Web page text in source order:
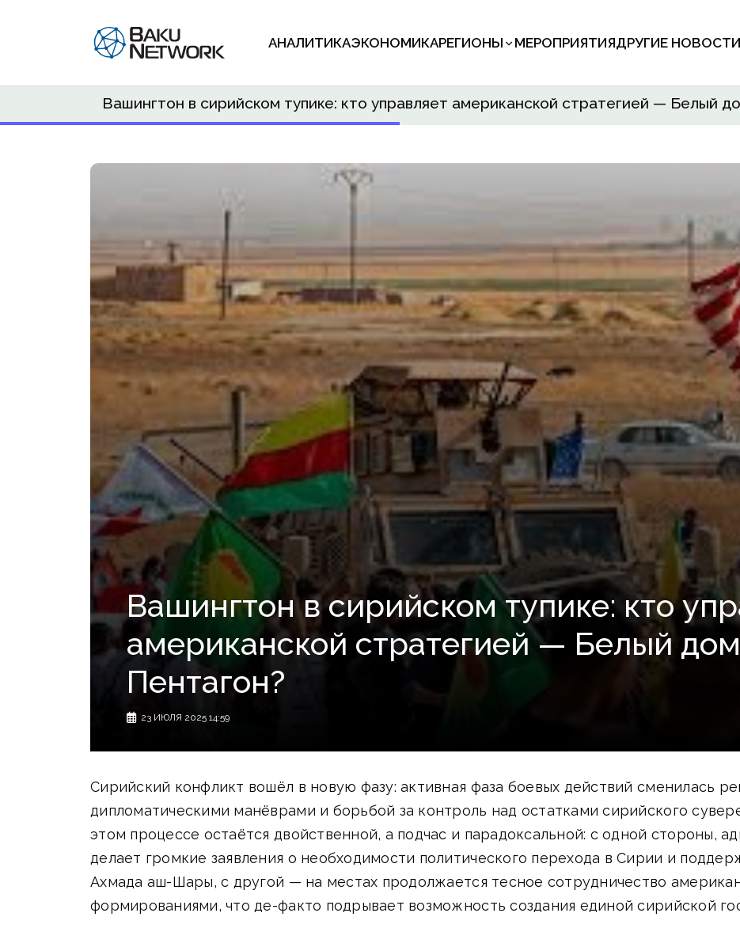
АНАЛИТИКАЭКОНОМИКАРЕГИОНЫ МЕРОПРИЯТИЯДРУГИЕ НОВОСТИ
Вашингтон в сирийском тупике: кто управляет американской стратегией — Белый
Вашингтон в сирийском тупике: кто
американской стратегией — Белый
Пентагон?
23 ИЮЛЯ 2025 14:59
Сирийский конфликт вошёл в новую фазу: активная фаза боевых действий сменилась
дипломатическими манёврами и борьбой за контроль над остатками сирийского
этом процессе остаётся двойственной, а подчас и парадоксальной: с одной стороны,
делает громкие заявления о необходимости политического перехода в Сирии и
Ахмада аш-Шары, с другой — на местах продолжается тесное сотрудничество
формированиями, что де-факто подрывает возможность создания единой сирийской